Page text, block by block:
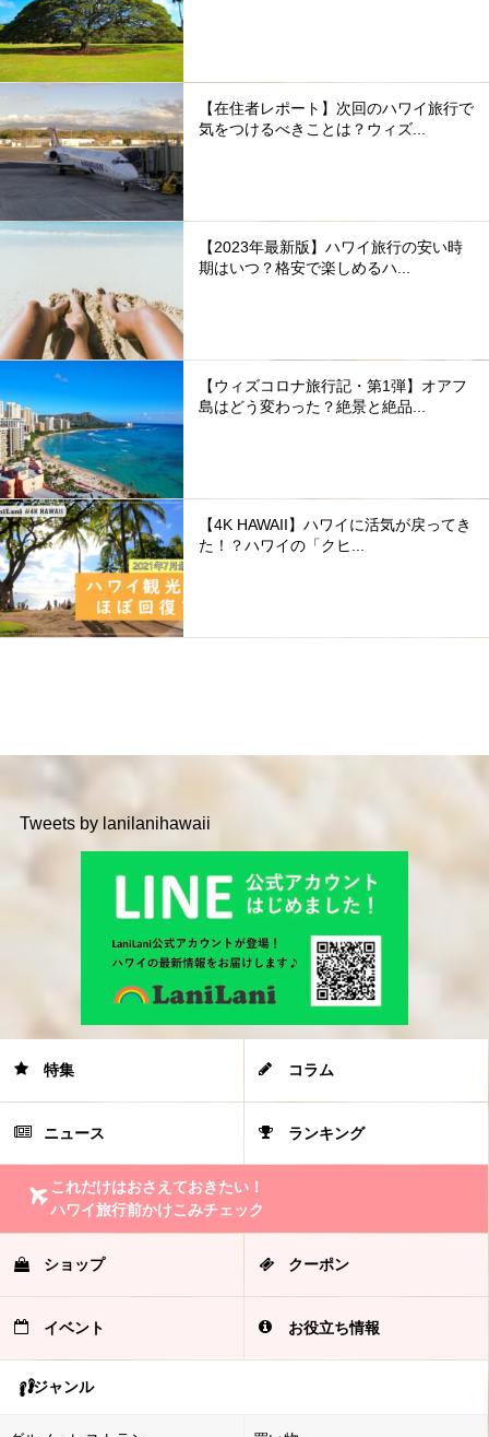
【在住者レポート】次回のハワイ旅行で
気をつけるべきことは？ウィズ...
【2023年最新版】ハワイ旅行の安い時
期はいつ？格安で楽しめるハ...
【ウィズコロナ旅行記・第1弾】オアフ
島はどう変わった？絶景と絶品...
【4K HAWAII】ハワイに活気が戻ってき
た！？ハワイの「クヒ...
Tweets by lanilanihawaii
特集 コラム
ニュース ランキング
これだけはおさえておきたい！
ハワイ旅行前かけこみチェック
ショップ クーポン
イベント お役立ち情報
ジャンル